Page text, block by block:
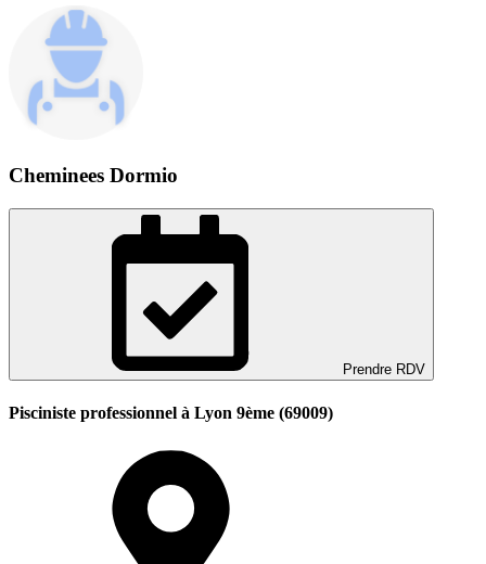
Cheminees Dormio
Prendre RDV
Pisciniste professionnel à Lyon 9ème (69009)